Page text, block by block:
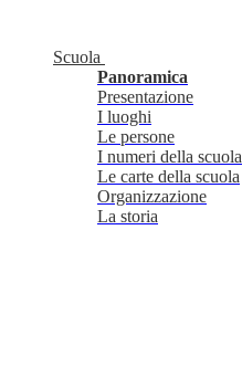
Scuola
Panoramica
Presentazione
I luoghi
Le persone
I numeri della scuola
Le carte della scuola
Organizzazione
La storia